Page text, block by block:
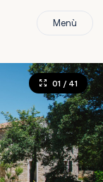
Menù
01 / 41